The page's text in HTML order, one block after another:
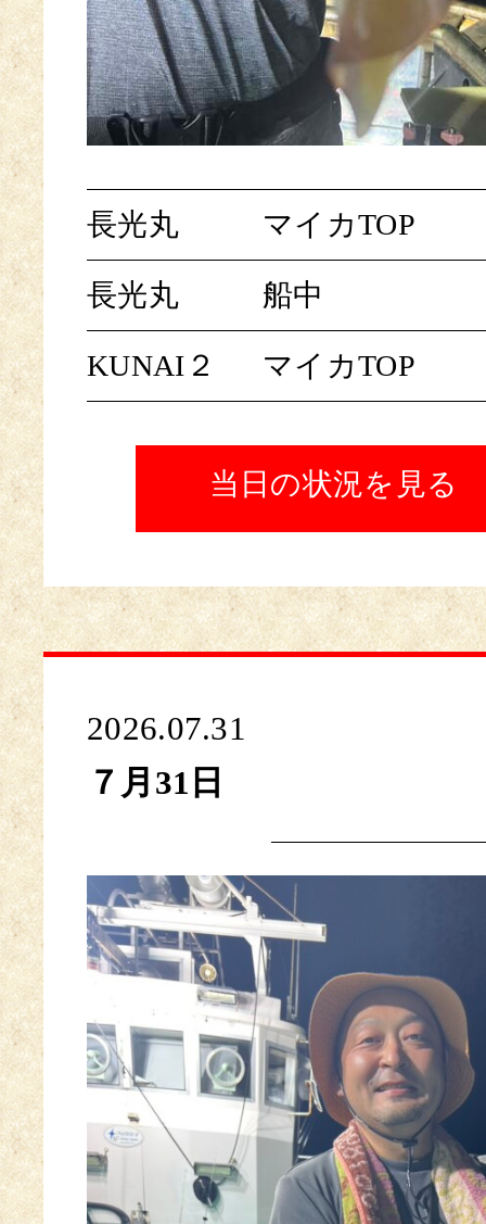
長光丸 マイカTOP
長光丸 船中
KUNAI２ マイカTOP
当日の状況を見る
2026.07.31
７月31日